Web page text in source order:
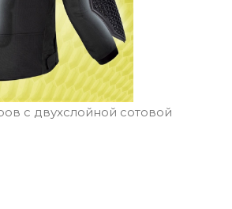
с двухслойной сотовой